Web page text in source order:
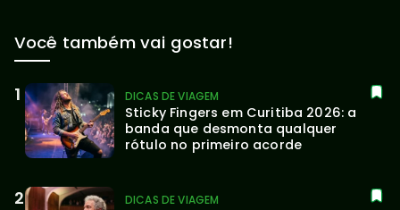
Você também vai gostar!
DICAS DE VIAGEM
Sticky Fingers em Curitiba 2026: a
banda que desmonta qualquer
rótulo no primeiro acorde
DICAS DE VIAGEM